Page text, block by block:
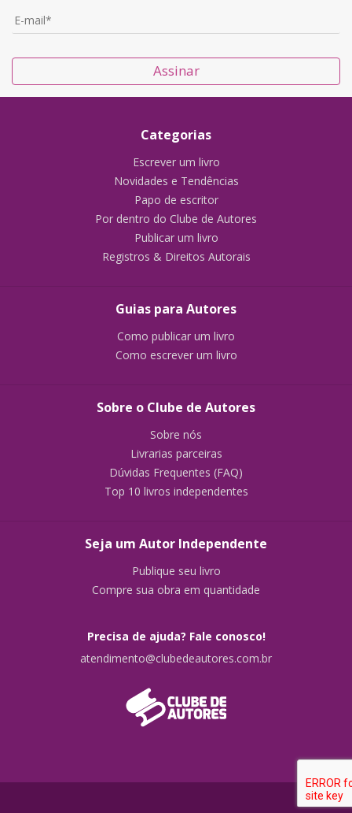
Assinar
Categorias
Escrever um livro
Novidades e Tendências
Papo de escritor
Por dentro do Clube de Autores
Publicar um livro
Registros & Direitos Autorais
Guias para Autores
Como publicar um livro
Como escrever um livro
Sobre o Clube de Autores
Sobre nós
Livrarias parceiras
Dúvidas Frequentes (FAQ)
Top 10 livros independentes
Seja um Autor Independente
Publique seu livro
Compre sua obra em quantidade
Precisa de ajuda? Fale conosco!
atendimento@clubedeautores.com.br